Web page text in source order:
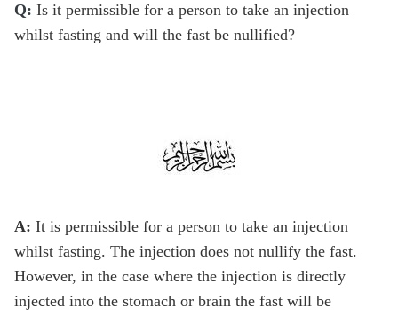
Q: Is it permissible for a person to take an injection
whilst fasting and will the fast be nullified?
A: It is permissible for a person to take an injection
whilst fasting. The injection does not nullify the fast.
However, in the case where the injection is directly
injected into the stomach or brain the fast will be